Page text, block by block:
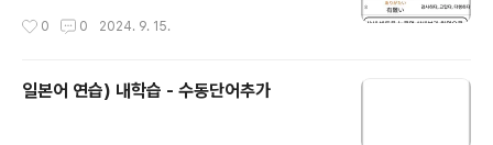
0 0 2024. 9. 15.
일본어 연습) 내학습 - 수동단어추가